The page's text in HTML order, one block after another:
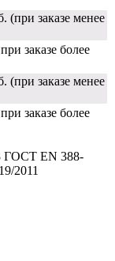
(при заказе менее
заказе более
(при заказе менее
заказе более
ГОСТ EN 388-
2011